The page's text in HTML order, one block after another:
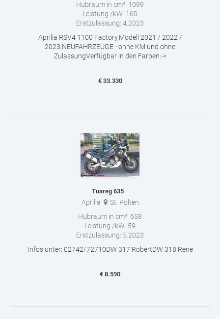
Hubraum in cm³: 1099
Leistung /kW: 160
Erstzulassung: 4.2023
Aprilia RSV4 1100 Factory,Modell 2021 / 2022 /
2023,NEUFAHRZEUGE - ohne KM und ohne
ZulassungVerfügbar in den Farben:->
€ 33.330
Tuareg 635
Aprilia
St. Pölten
Hubraum in cm³: 658
Leistung /kW: 59
Erstzulassung: 5.2023
Infos unter: 02742/72710DW 317 RobertDW 318 Rene
€ 8.590